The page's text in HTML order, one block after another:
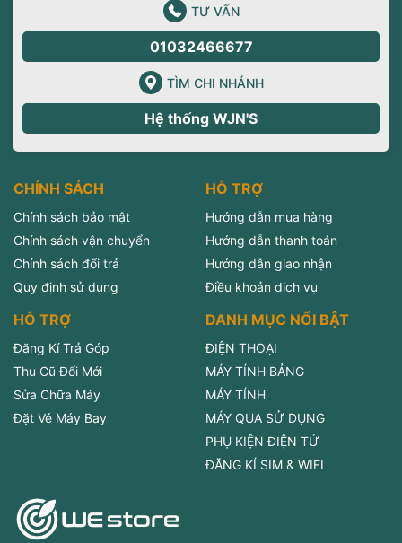
TƯ VẤN
01032466677
TÌM CHI NHÁNH
Hệ thống WJN'S
CHÍNH SÁCH
Chính sách bảo mật
Chính sách vận chuyển
Chính sách đổi trả
Quy định sử dụng
HỖ TRỢ
Hướng dẫn mua hàng
Hướng dẫn thanh toán
Hướng dẫn giao nhận
Điều khoản dịch vụ
HỖ TRỢ
Đăng Kí Trả Góp
Thu Cũ Đổi Mới
Sửa Chữa Máy
Đặt Vé Máy Bay
DANH MỤC NỔI BẬT
ĐIỆN THOẠI
MÁY TÍNH BẢNG
MÁY TÍNH
MÁY QUA SỬ DỤNG
PHỤ KIỆN ĐIỆN TỬ
ĐĂNG KÍ SIM & WIFI